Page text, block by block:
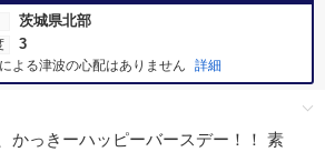
ド
消
す
茨城県北部
3
よる津波の心配はありません 詳細
かっきーハッピーバースデー！！ 素